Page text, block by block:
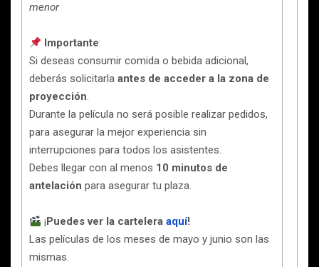
menor
Importante:
Si deseas consumir comida o bebida adicional,
deberás solicitarla antes de acceder a la zona de
proyección.
Durante la película no será posible realizar pedidos,
para asegurar la mejor experiencia sin
interrupciones para todos los asistentes.
Debes llegar con al menos 10 minutos de
antelación para asegurar tu plaza.
¡Puedes ver la carteleraaquí!​​​​​
Las películas de los meses de mayo y junio son las
mismas.